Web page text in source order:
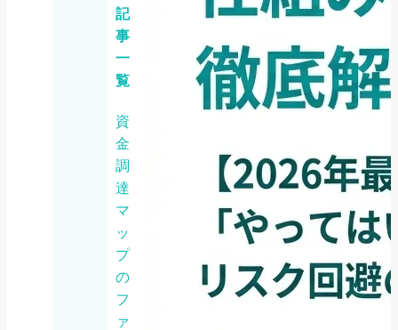
記
事
一
覧
資
金
調
達
マ
ッ
プ
の
フ
ァ